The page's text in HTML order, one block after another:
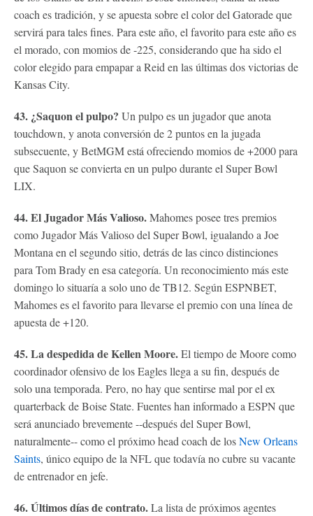
coach es tradición, y se apuesta sobre el color del Gatorade que
servirá para tales fines. Para este año, el favorito para este año es
el morado, con momios de -225, considerando que ha sido el
color elegido para empapar a Reid en las últimas dos victorias de
Kansas City.
43. ¿Saquon el pulpo? Un pulpo es un jugador que anota
touchdown, y anota conversión de 2 puntos en la jugada
subsecuente, y BetMGM está ofreciendo momios de +2000 para
que Saquon se convierta en un pulpo durante el Super Bowl
LIX.
44. El Jugador Más Valioso.Mahomes posee tres premios
como Jugador Más Valioso del Super Bowl, igualando a Joe
Montana en el segundo sitio, detrás de las cinco distinciones
para Tom Brady en esa categoría. Un reconocimiento más este
domingo lo situaría a solo uno de TB12. Según ESPNBET,
Mahomes es el favorito para llevarse el premio con una línea de
apuesta de +120.
45. La despedida de Kellen Moore.El tiempo de Moore como
coordinador ofensivo de los Eagles llega a su fin, después de
solo una temporada. Pero, no hay que sentirse mal por el ex
quarterback de Boise State. Fuentes han informado a ESPN que
será anunciado brevemente --después del Super Bowl,
naturalmente-- como el próximo head coach de losNew Orleans
Saints, único equipo de la NFL que todavía no cubre su vacante
de entrenador en jefe.
46. Últimos días de contrato.La lista de próximos agentes